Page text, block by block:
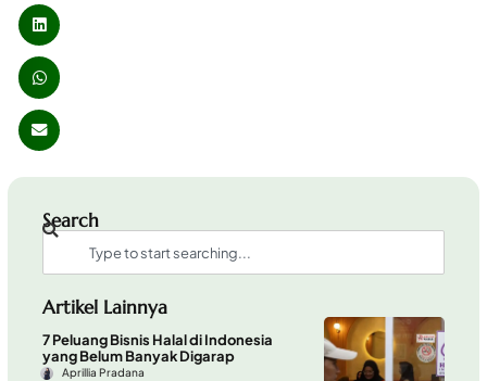
Search
Artikel Lainnya
7 Peluang Bisnis Halal di Indonesia
yang Belum Banyak Digarap
Aprillia Pradana